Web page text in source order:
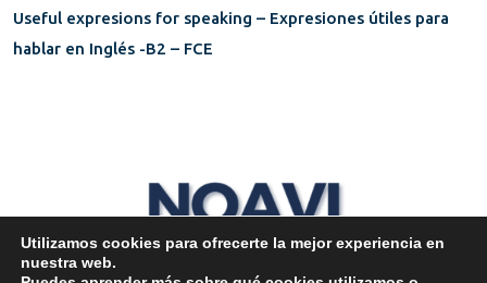
Useful expresions for speaking – Expresiones útiles para
hablar en Inglés -B2 – FCE
Utilizamos cookies para ofrecerte la mejor experiencia en
nuestra web.